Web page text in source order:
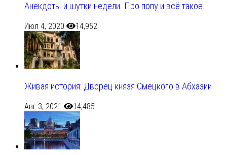
Анекдоты и шутки недели. Про попу и всё такое…
Июл 4, 2020 14,952
Живая история: Дворец князя Смецкого в Абхазии
Авг 3, 2021 14,485